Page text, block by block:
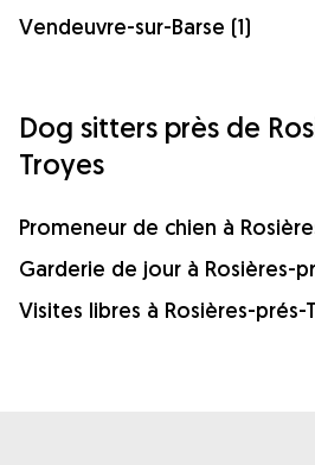
Vendeuvre-sur-Barse (1)
Dog sitters près de
Troyes
Promeneur de chien à
Garderie de jour à Rosières-
Visites libres à Rosières-prés-